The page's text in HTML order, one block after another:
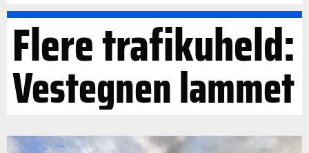
Flere trafikuheld:
Vestegnen lammet